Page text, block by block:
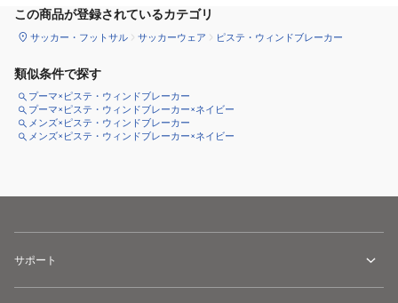
この商品が登録されているカテゴリ
サッカー・フットサル サッカーウェア ピステ・ウィンドブレーカー
類似条件で探す
プーマ×ピステ・ウィンドブレーカー
プーマ×ピステ・ウィンドブレーカー×ネイビー
メンズ×ピステ・ウィンドブレーカー
メンズ×ピステ・ウィンドブレーカー×ネイビー
サポート